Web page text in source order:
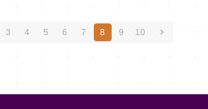
3 4 5 6 7 8 9 10